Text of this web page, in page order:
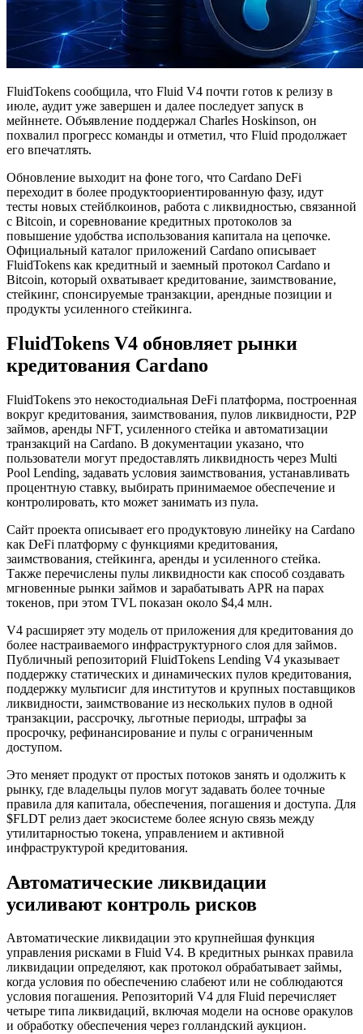
FluidTokens сообщила, что Fluid V4 почти готов к релизу в
июле, аудит уже завершен и далее последует запуск в
мейннете. Объявление поддержал Charles Hoskinson, он
похвалил прогресс команды и отметил, что Fluid продолжает
его впечатлять.
Обновление выходит на фоне того, что Cardano DeFi
переходит в более продуктоориентированную фазу, идут
тесты новых стейблкоинов, работа с ликвидностью, связанной
с Bitcoin, и соревнование кредитных протоколов за
повышение удобства использования капитала на цепочке.
Официальный каталог приложений Cardano описывает
FluidTokens как кредитный и заемный протокол Cardano и
Bitcoin, который охватывает кредитование, заимствование,
стейкинг, спонсируемые транзакции, арендные позиции и
продукты усиленного стейкинга.
FluidTokens V4 обновляет рынки
кредитования Cardano
FluidTokens это некостодиальная DeFi платформа, построенная
вокруг кредитования, заимствования, пулов ликвидности, P2P
займов, аренды NFT, усиленного стейка и автоматизации
транзакций на Cardano. В документации указано, что
пользователи могут предоставлять ликвидность через Multi
Pool Lending, задавать условия заимствования, устанавливать
процентную ставку, выбирать принимаемое обеспечение и
контролировать, кто может занимать из пула.
Сайт проекта описывает его продуктовую линейку на Cardano
как DeFi платформу с функциями кредитования,
заимствования, стейкинга, аренды и усиленного стейка.
Также перечислены пулы ликвидности как способ создавать
мгновенные рынки займов и зарабатывать APR на парах
токенов, при этом TVL показан около $4,4 млн.
V4 расширяет эту модель от приложения для кредитования до
более настраиваемого инфраструктурного слоя для займов.
Публичный репозиторий FluidTokens Lending V4 указывает
поддержку статических и динамических пулов кредитования,
поддержку мультисиг для институтов и крупных поставщиков
ликвидности, заимствование из нескольких пулов в одной
транзакции, рассрочку, льготные периоды, штрафы за
просрочку, рефинансирование и пулы с ограниченным
доступом.
Это меняет продукт от простых потоков занять и одолжить к
рынку, где владельцы пулов могут задавать более точные
правила для капитала, обеспечения, погашения и доступа. Для
$FLDT релиз дает экосистеме более ясную связь между
утилитарностью токена, управлением и активной
инфраструктурой кредитования.
Автоматические ликвидации
усиливают контроль рисков
Автоматические ликвидации это крупнейшая функция
управления рисками в Fluid V4. В кредитных рынках правила
ликвидации определяют, как протокол обрабатывает займы,
когда условия по обеспечению слабеют или не соблюдаются
условия погашения. Репозиторий V4 для Fluid перечисляет
четыре типа ликвидаций, включая модели на основе оракулов
и обработку обеспечения через голландский аукцион.